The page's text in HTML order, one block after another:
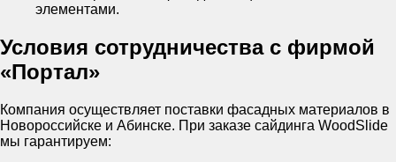
элементами.
Условия сотрудничества с фирмой
«Портал»
Компания осуществляет поставки фасадных материалов в
Новороссийске и Абинске. При заказе сайдинга WoodSlide
мы гарантируем: